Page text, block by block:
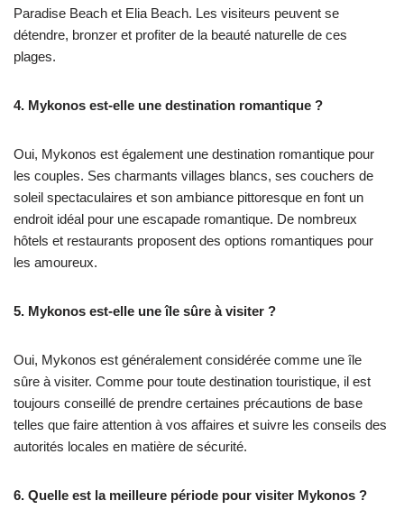
Paradise Beach et Elia Beach. Les visiteurs peuvent se
détendre, bronzer et profiter de la beauté naturelle de ces
plages.
4. Mykonos est-elle une destination romantique ?
Oui, Mykonos est également une destination romantique pour
les couples. Ses charmants villages blancs, ses couchers de
soleil spectaculaires et son ambiance pittoresque en font un
endroit idéal pour une escapade romantique. De nombreux
hôtels et restaurants proposent des options romantiques pour
les amoureux.
5. Mykonos est-elle une île sûre à visiter ?
Oui, Mykonos est généralement considérée comme une île
sûre à visiter. Comme pour toute destination touristique, il est
toujours conseillé de prendre certaines précautions de base
telles que faire attention à vos affaires et suivre les conseils des
autorités locales en matière de sécurité.
6. Quelle est la meilleure période pour visiter Mykonos ?